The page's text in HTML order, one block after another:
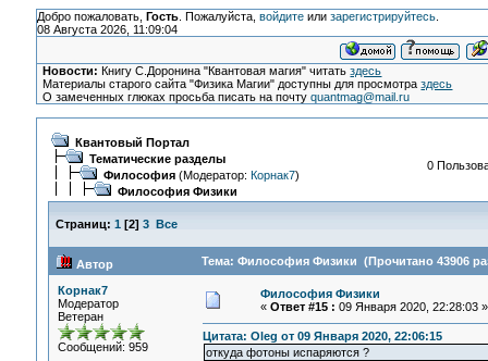
Добро пожаловать, Гость. Пожалуйста, войдитеили зарегистрируйтесь.
08 Августа 2026, 11:09:04
Новости: Книгу С.Доронина "Квантовая магия" читатьздесь
Материалы старого сайта "Физика Магии" доступны для просмотраздесь
О замеченных глюках просьба писать на почтуquantmag@mail.ru
Квантовый Портал
Тематические разделы
Философия(Модератор: Корнак7)
Философия Физики
0
Страниц: 1 [2] 3 Все
Автор Тема: Философия Физики (Прочитано 43906
Корнак7
Модератор
Ветеран
Сообщений: 959
Философия Физики
« Ответ #15 : 09 Января 2020, 22:28:03 »
Цитата: Oleg от 09 Января 2020, 22:06:15
откуда фотоны испаряются ?